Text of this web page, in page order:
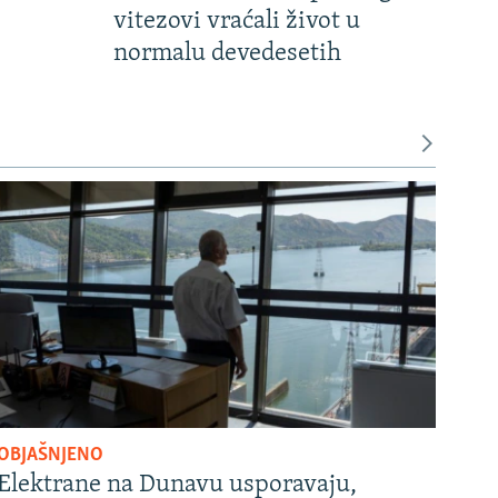
vitezovi vraćali život u
normalu devedesetih
na Dunavu usporavaju,